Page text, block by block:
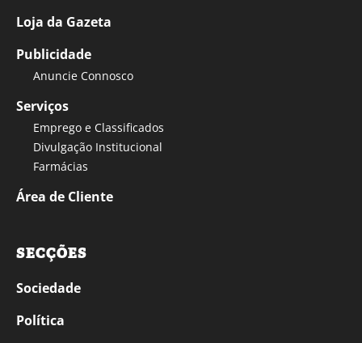
Loja da Gazeta
Publicidade
Anuncie Connosco
Serviços
Emprego e Classificados
Divulgação Institucional
Farmácias
Área de Cliente
SECÇÕES
Sociedade
Política